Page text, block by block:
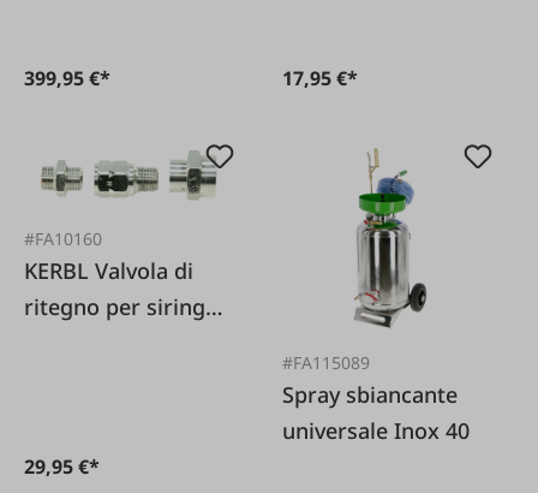
399,95 €* 17,95 €*
#FA10160
KERBL Valvola di
ritegno per siringa
29,95 €*
#FA115089
Spray sbiancante
universale Inox 40